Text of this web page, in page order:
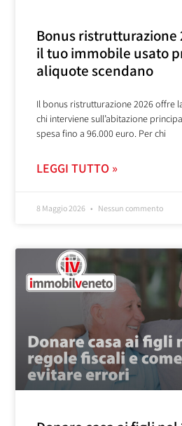
Bonus ristrutturazione
il tuo immobile usato
aliquote scendano
Il bonus ristrutturazione 2026 offre
chi interviene sull’abitazione
spesa fino a 96.000 euro. Per chi
LEGGI TUTTO »
8 Maggio 2026 Nessun commento